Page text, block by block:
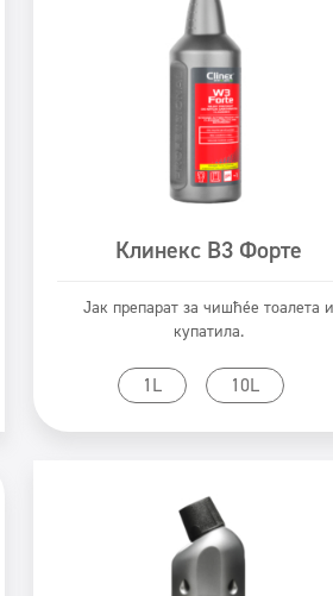
Клинекс В3 Форте
Јак препарат за чишћење тоалета и
купатила.
1L 10L
Prikaži proizvod